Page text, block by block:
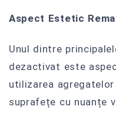
Aspect Estetic
Unul dintre
dezactivat este
utilizarea
suprafețe cu nuanțe